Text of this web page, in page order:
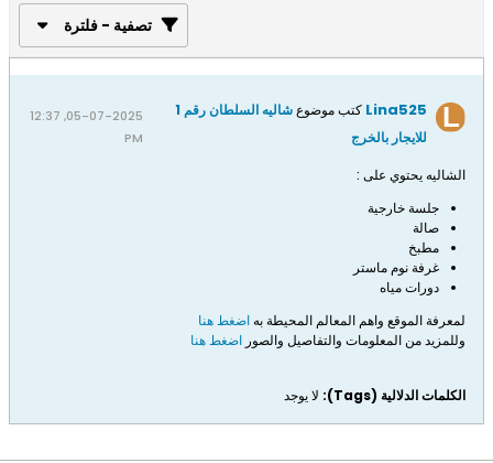
تصفية - فلترة
Lina525 كتب موضوع
شاليه السلطان رقم 1
للايجار بالخرج
05-07-2025, 12:37
PM
الشاليه يحتوي على :
جلسة خارجية
صالة
مطبخ
غرفة نوم ماستر
دورات مياه
لمعرفة الموقع واهم المعالم المحيطة بهاضغط هنا
وللمزيد من المعلومات والتفاصيل والصور اضغط هنا
الكلمات الدلالية (Tags): لا يوجد